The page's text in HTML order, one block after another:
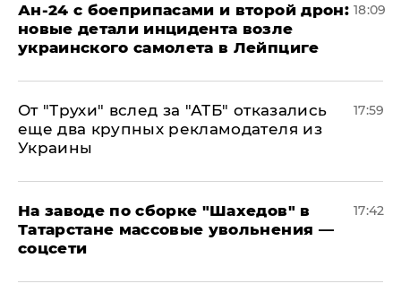
Ан-24 с боеприпасами и второй дрон:
новые детали инцидента возле
украинского самолета в Лейпциге
18:09
От "Трухи" вслед за "АТБ" отказались
еще два крупных рекламодателя из
Украины
17:59
На заводе по сборке "Шахедов" в
Татарстане массовые увольнения —
соцсети
17:42